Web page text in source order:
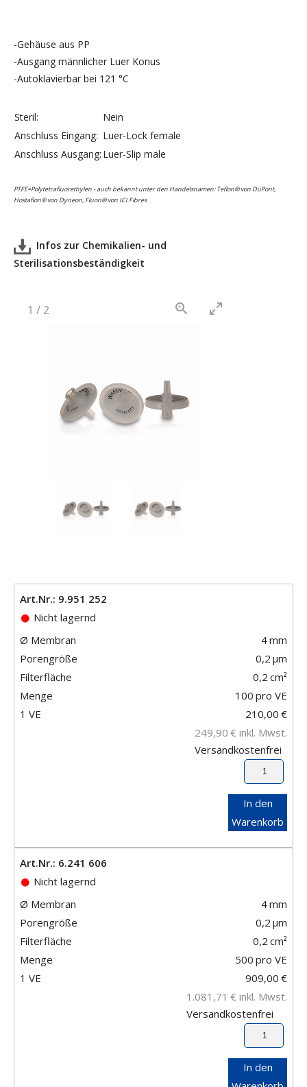
-Gehäuse aus PP
-Ausgang männlicher Luer Konus
-Autoklavierbar bei 121 °C
Steril:
Nein
Anschluss Eingang: Luer-Lock female
Anschluss Ausgang: Luer-Slip male
PTFE=Polytetrafluorethylen - auch bekannt unter den Handelsnamen: Teflon® von DuPont,
Hostaflon® von Dyneon, Fluon® von ICI Fibres
Infos zur Chemikalien- und
Sterilisationsbeständigkeit
1 /2
Art.Nr.: 9.951 252
Nicht lagernd
Ø Membran
4mm
Porengröße
0,2 μm
Filterfläche
0,2 cm²
Menge
100 pro VE
1 VE
210,00 €
249,90 € inkl. Mwst.
Versandkostenfrei
In den
Warenkorb
Art.Nr.: 6.241 606
Nicht lagernd
Ø Membran
4mm
Porengröße
0,2 μm
Filterfläche
0,2 cm²
Menge
500 pro VE
1 VE
909,00 €
1.081,71 € inkl. Mwst.
Versandkostenfrei
In den